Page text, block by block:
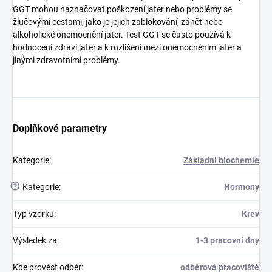
GGT mohou naznačovat poškození jater nebo problémy se
žlučovými cestami, jako je jejich zablokování, zánět nebo
alkoholické onemocnění jater. Test GGT se často používá k
hodnocení zdraví jater a k rozlišení mezi onemocněním jater a
jinými zdravotními problémy.
Doplňkové parametry
Kategorie: Základní biochemie
? Kategorie: Hormony
Typ vzorku: Krev
Výsledek za: 1-3 pracovní dny
Kde provést odběr: odběrová pracoviště